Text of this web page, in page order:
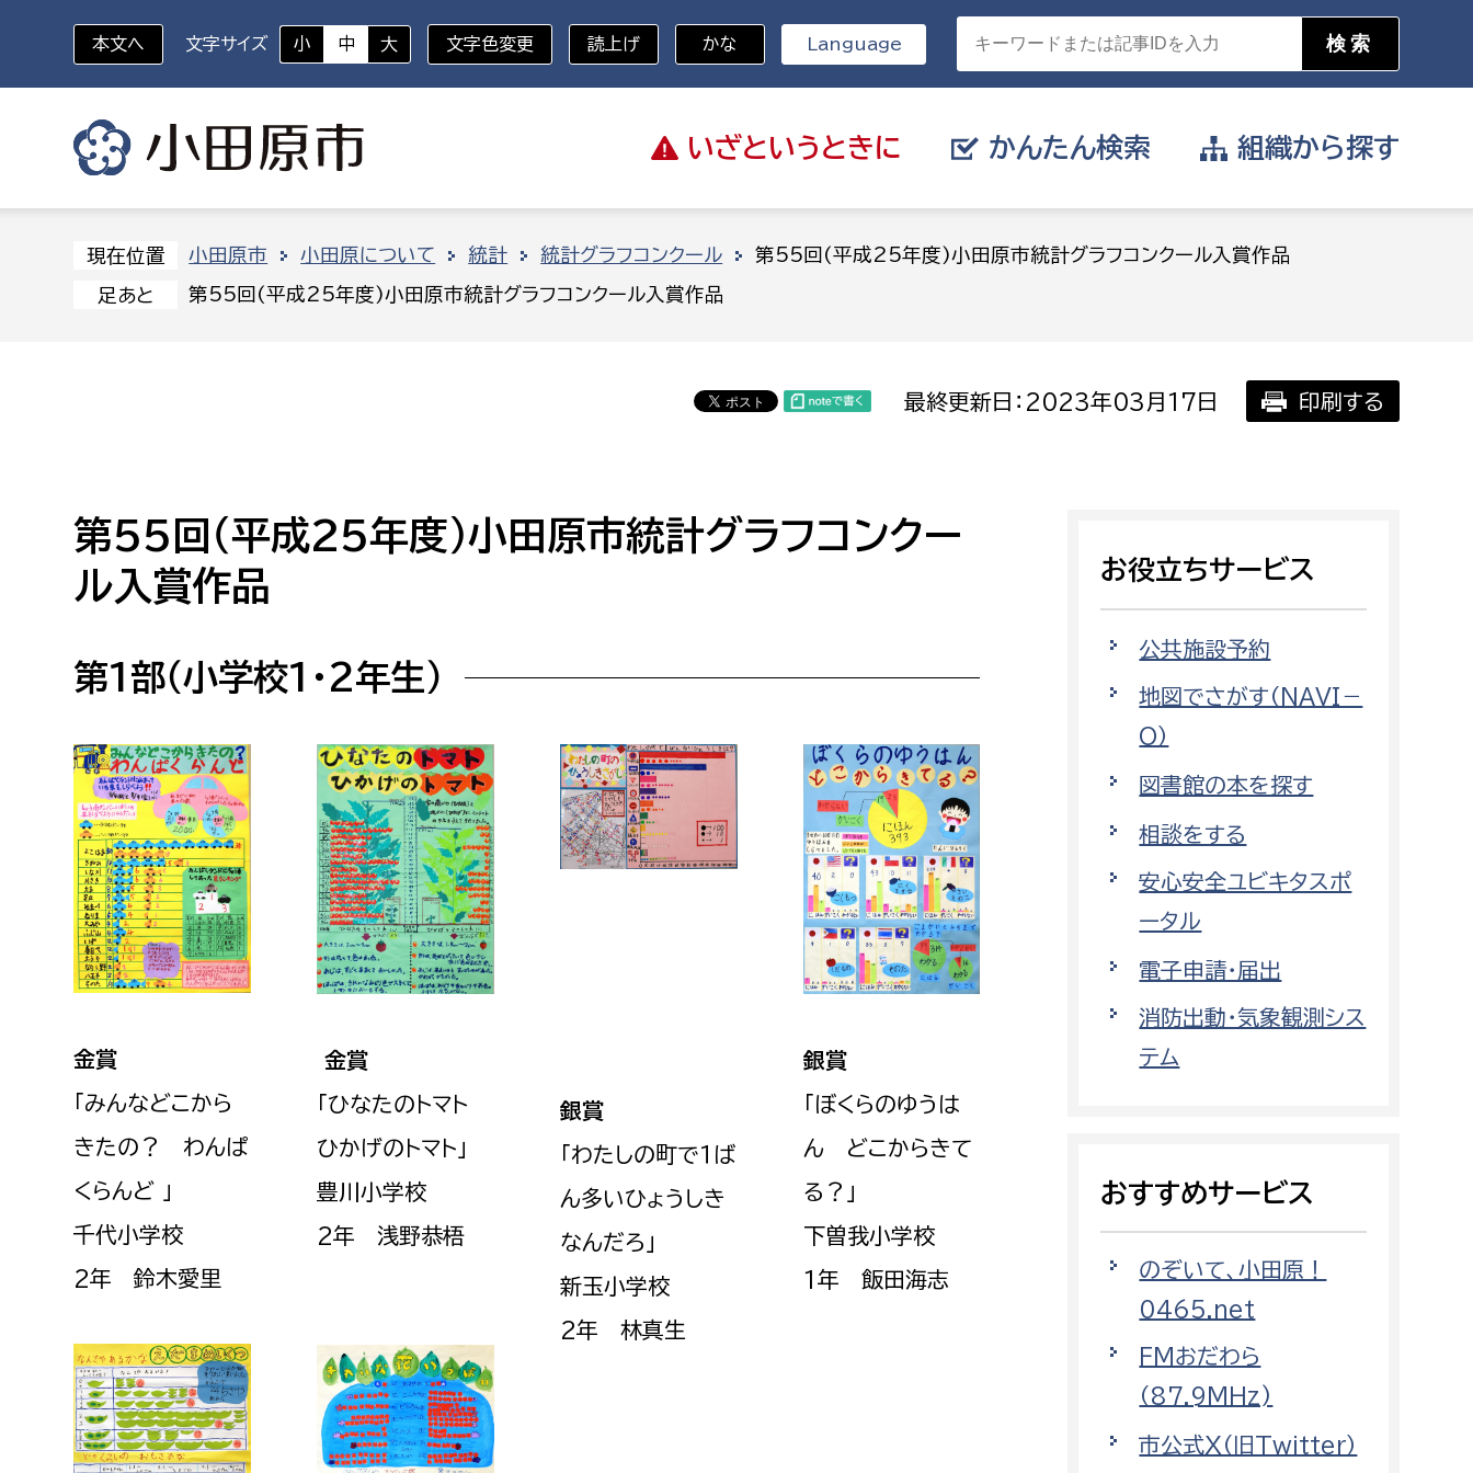
いざと いうときに
いざというときに
かんたん検索
対象者を選択
高校生・大学生など
若者
障がい者
傷病者
事業者
労働者
外国人
ペット
分野を選択
防災・安全
都市基盤
文化・生涯学習
消防
病院
目的を選択
届け出や申請をしたい
支払いをしたい
働きたい
小田原のことを知りたい
イベント・講座などに参加したい
まちづくりに関わりたい
組織から探す
組織から探す
部に属さない室 企画部
職員課
市税総務課
市民税課
地域政策課
地域安全課
人権・男女共同参画課
戸籍住民課
防災対策課
生涯学習課
文化財課
図書館
スポーツ課
小田原城総合管理事務所
環境部
環境政策課
ゼロカーボン推進課
環境保護課
福祉健康部
障がい福祉課
保険課
健康づくり課
子ども若者部 経済部
水産海浜課
都市政策課
建設部
国県事業推進課
土木管理課
道水路整備課
みどり公園課
会計管理者 市立総合医療センター
消防総務課
予防課
警防計画課
情報司令課
本文へ 文字サイズ 小 中 大 文字色変更 読上げ かな Language
現在位置 小田原市 小田原について 統計 統計グラフコンクール 第55回(平成25年度)小田原市統計グラフコンクール入賞作品
足あと 第55回(平成25年度)小田原市統計グラフコンクール入賞作品
最終更新日：2023年03月17日 印刷する
第55回（平成25年度）小田原市統計グラフコンクー
ル入賞作品
第1部（小学校1・2年生）
金賞
「みんなどこから
きたの？ わんぱ
くらんど 」
千代小学校
2年 鈴木愛里
金賞
「ひなたのトマト
ひかげのトマト 」
豊川小学校
2年 浅野恭梧
銀賞
「わたしの町で１ば
ん多いひょうしき
なんだろ 」
新玉小学校
2年 林真生
銀賞
「ぼくらのゆうは
ん どこからきて
る？ 」
下曽我小学校
1年 飯田海志
お役立ちサービス
公共施設予約
地図でさがす（NAVI－
O）
図書館の本を探す
相談をする
安心安全ユビキタスポ
ータル
電子申請・届出
消防出動・気象観測シス
テム
おすすめサービス
のぞいて、小田原！
0465.net
FMおだわら
（87.9MHz)
市公式X（旧Twitter）